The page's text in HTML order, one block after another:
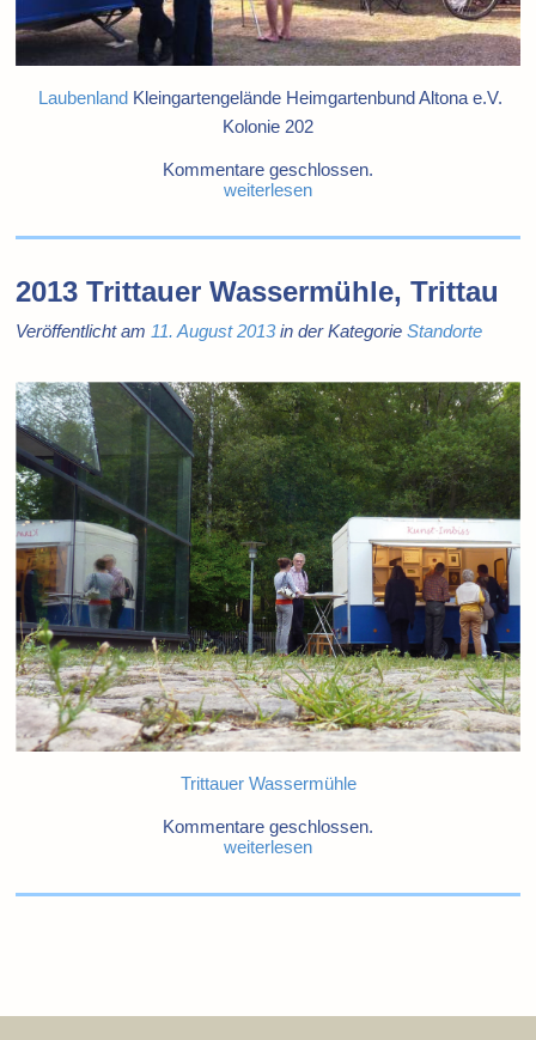
Laubenland Kleingarten­gelände Heimgartenbund Altona e.V.
Kolonie 202
Kommentare geschlossen.
weiterlesen
2013 Trittauer Wassermühle, Trittau
Veröffentlicht am 11. August 2013in der KategorieStandorte
Trittauer Wassermühle
Kommentare geschlossen.
weiterlesen